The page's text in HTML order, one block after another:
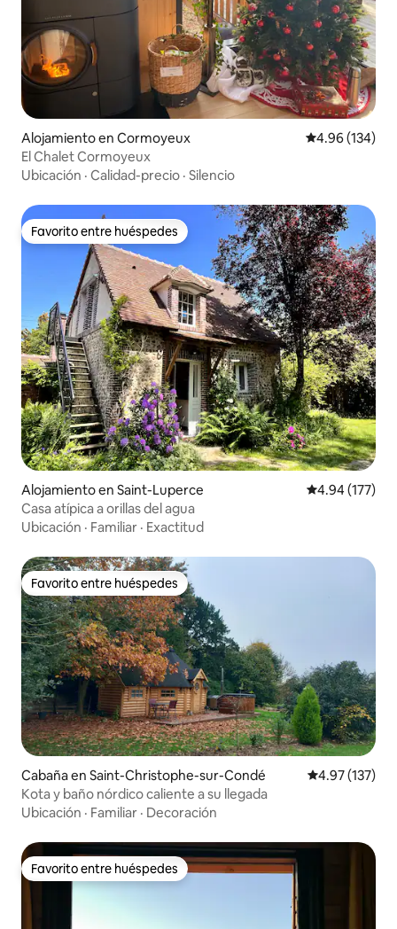
Alojamiento en Cormoyeux Calificación
4.96 (134)
El Chalet Cormoyeux
Ubicación · Calidad-precio · Silencio
Favorito entre huéspedes
Favorito entre huéspedes
Alojamiento en Saint-Luperce Calificación
4.94 (177)
Casa atípica a orillas del agua
Ubicación · Familiar · Exactitud
Favorito entre huéspedes
Favorito entre huéspedes
Cabaña en Saint-Christophe-sur-Condé Calificación
4.97 (137)
Kota y baño nórdico caliente a su llegada
Ubicación · Familiar · Decoración
Favorito entre huéspedes
Favorito entre huéspedes